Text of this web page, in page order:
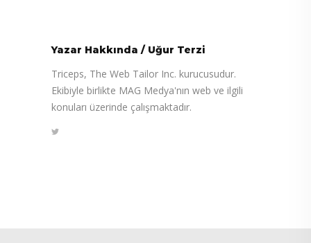
Yazar Hakkında / Uğur Terzi
Triceps, The Web Tailor Inc. kurucusudur.
Ekibiyle birlikte MAG Medya'nın web ve ilgili
konuları üzerinde çalışmaktadır.